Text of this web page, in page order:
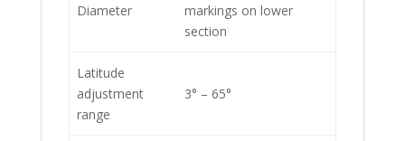
Diameter
markings on lower
section
Latitude
adjustment
range
3° – 65°